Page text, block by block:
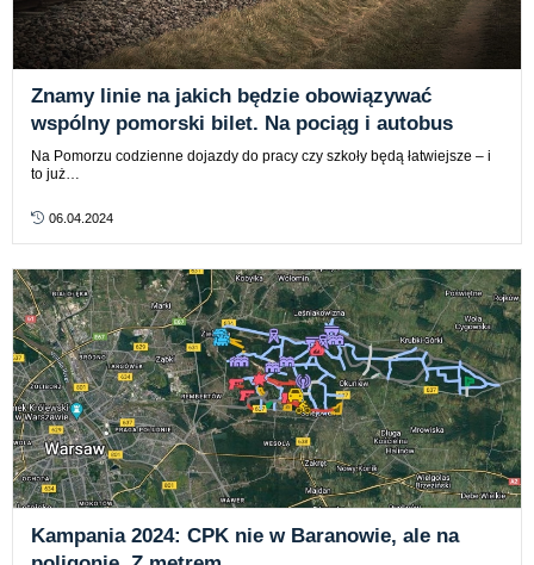
Znamy linie na jakich będzie obowiązywać
wspólny pomorski bilet. Na pociąg i autobus
Na Pomorzu codzienne dojazdy do pracy czy szkoły będą łatwiejsze – i
to już…
06.04.2024
Kampania 2024: CPK nie w Baranowie, ale na